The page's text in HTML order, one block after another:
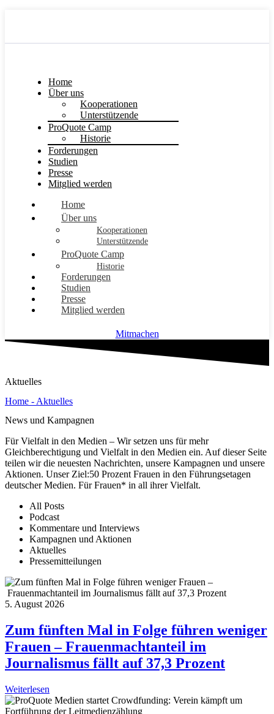
Home
Über uns
Kooperationen
Unterstützende
ProQuote Camp
Historie
Forderungen
Studien
Presse
Mitglied werden
Home
Über uns
Kooperationen
Unterstützende
ProQuote Camp
Historie
Forderungen
Studien
Presse
Mitglied werden
Mitmachen
Aktuelles
Home - Aktuelles
News und Kampagnen
Für Vielfalt in den Medien – Wir setzen uns für mehr
Gleichberechtigung und Vielfalt in den Medien ein. Auf dieser Seite
teilen wir die neuesten Nachrichten, unsere Kampagnen und unsere
Aktionen. Unser Ziel:50 Prozent Frauen in den Führungsetagen
deutscher Medien. Für Frauen* in all ihrer Vielfalt.
All Posts
Podcast
Kommentare und Interviews
Kampagnen und Aktionen
Aktuelles
Pressemitteilungen
5. August 2026
Zum fünften Mal in Folge führen weniger
Frauen – Frauenmachtanteil im
Journalismus fällt auf 37,3 Prozent
Weiterlesen